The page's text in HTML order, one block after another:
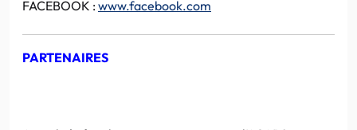
FACEBOOK :www.facebook.com
PARTENAIRES